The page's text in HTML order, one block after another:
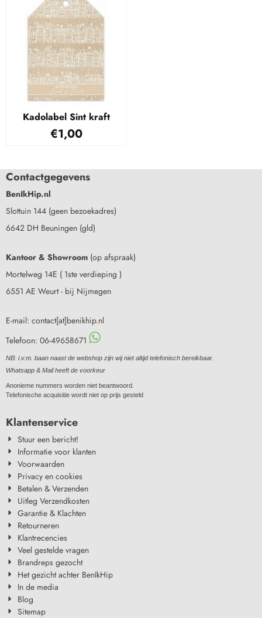
Kadolabel Sint kraft
€1,00
Contactgegevens
BenIkHip.nl
Slottuin 144 (geen bezoekadres)
6642 DH Beuningen (gld)
Kantoor & Showroom (op afspraak)
Mortelweg 14E ( 1ste verdieping )
6551 AE Weurt - bij Nijmegen
E-mail: contact[at]benikhip.nl
Telefoon: 06-49658671
NB: i.v.m. baan naast de webshop zijn wij niet altijd telefonisch bereikbaar.
Whatsapp & Mail heeft de voorkeur
Anonieme nummers worden niet beantwoord.
Telefonische acquisitie wordt niet op prijs gesteld
Klantenservice
Stuur een bericht!
Informatie voor klanten
Voorwaarden
Privacy en cookies
Betalen & Verzenden
Uitleg Verzendkosten
Garantie & Klachten
Retourneren
Klantrecencies
Veel gestelde vragen
Brandreps gezocht
Het gezicht achter BenIkHip
In de media
Blog
Sitemap